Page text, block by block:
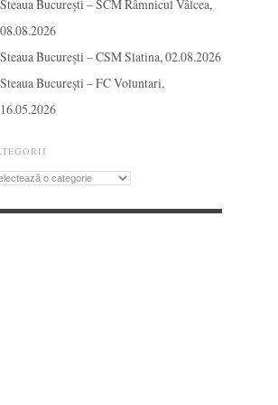
Steaua București – SCM Râmnicul Vâlcea,
08.08.2026
Steaua București – CSM Slatina, 02.08.2026
Steaua București – FC Voluntari,
16.05.2026